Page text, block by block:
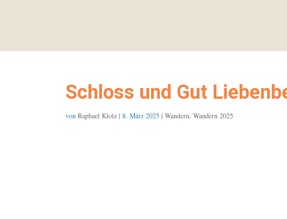
Schloss und Gut
vonRaphael Klotz |8. März 2025 |Wandern,Wandern 2025